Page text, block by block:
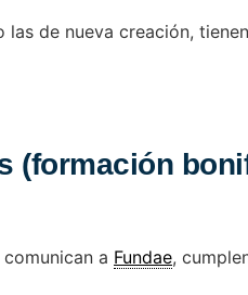
de nueva creación,
(formación
a Fundae,